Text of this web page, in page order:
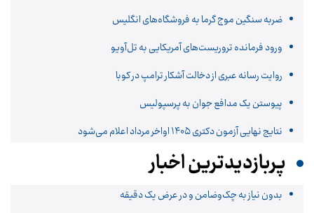
ضربه سنگین موج گرما به فروشگاه‌های انگلیس
ورود فرمانده تروریست‌های آمریکایی به تل‌آویو
روایت رسانه عبری از دخالت آشکار ترامپ در کوبا
پیوستن یک مدافع جوان به پرسپولیس
نتایج نهایی آزمون دکتری ۱۴۰۵ اواخر مرداد اعلام می‌شود
پربازدیدترین اخبار
بدون نیاز به چک‌وضامن و در عرض یک دقیقه